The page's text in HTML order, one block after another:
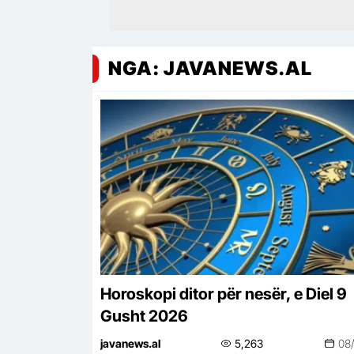
NGA: JAVANEWS.AL
Horoskopi ditor për nesër, e Diel 9
Gusht 2026
javanews.al 5,263